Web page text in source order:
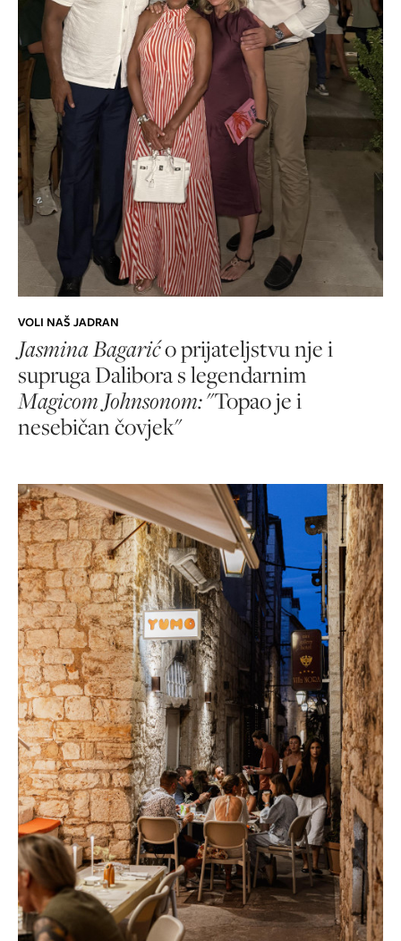
VOLI NAŠ JADRAN
Jasmina Bagarićo prijateljstvu nje i
supruga Dalibora s legendarnim
Magicom Johnsonom:"Topao je i
nesebičan čovjek"